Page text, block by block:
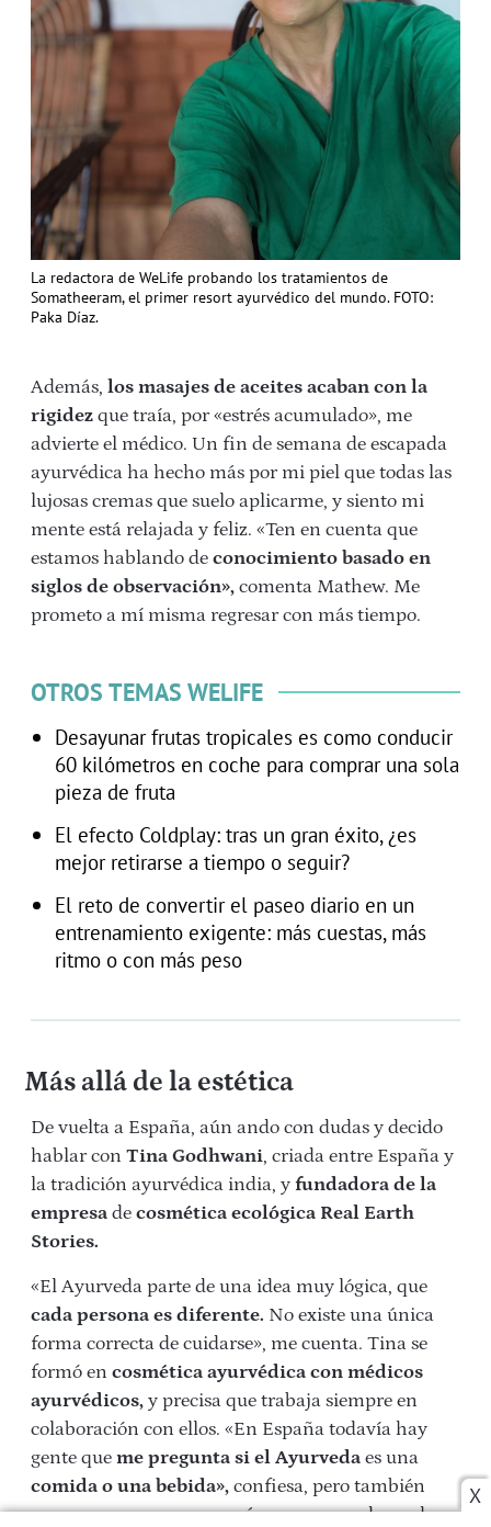
X
La redactora de WeLife probando los tratamientos de
Somatheeram, el primer resort ayurvédico del mundo. FOTO:
Paka Díaz.
Además, los masajes de aceites acaban con la
rigidez que traía, por «estrés acumulado», me
advierte el médico. Un fin de semana de escapada
ayurvédica ha hecho más por mi piel que todas las
lujosas cremas que suelo aplicarme, y siento mi
mente está relajada y feliz. «Ten en cuenta que
estamos hablando de conocimiento basado en
siglos de observación», comenta Mathew. Me
prometo a mí misma regresar con más tiempo.
OTROS TEMAS WELIFE
Desayunar frutas tropicales es como conducir
60 kilómetros en coche para comprar una sola
pieza de fruta
El efecto Coldplay: tras un gran éxito, ¿es
mejor retirarse a tiempo o seguir?
El reto de convertir el paseo diario en un
entrenamiento exigente: más cuestas, más
ritmo o con más peso
Más allá de la estética
De vuelta a España, aún ando con dudas y decido
hablar con Tina Godhwani, criada entre España y
la tradición ayurvédica india, y fundadora de la
empresa de cosmética ecológica Real Earth
Stories.
«El Ayurveda parte de una idea muy lógica, que
cada persona es diferente. No existe una única
forma correcta de cuidarse», me cuenta. Tina se
formó en cosmética ayurvédica con médicos
ayurvédicos, y precisa que trabaja siempre en
colaboración con ellos. «En España todavía hay
gente que me pregunta si el Ayurveda es una
comida o una bebida», confiesa, pero también
reconoce que se conoce más, porque «cada vez hay